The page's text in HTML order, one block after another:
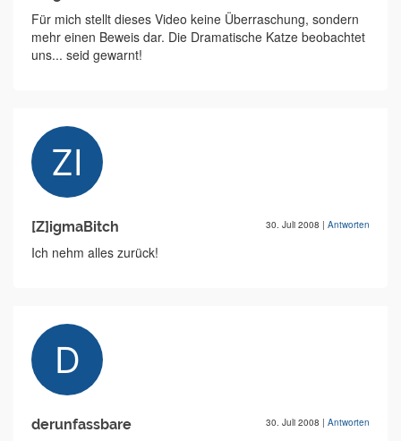
Für mich stellt dieses Video keine Überraschung, sondern
mehr einen Beweis dar. Die Dramatische Katze beobachtet
uns... seid gewarnt!
[Z]igmaBitch 30. Juli 2008 | Antworten
Ich nehm alles zurück!
derunfassbare 30. Juli 2008 | Antworten